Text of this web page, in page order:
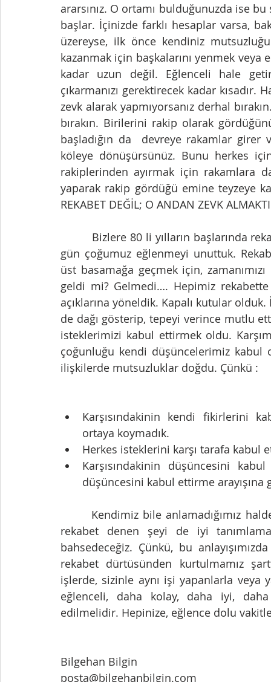
ararsınız. O ortamı bulduğunuzda ise bu
başlar. İçinizde farklı hesaplar varsa,
üzereyse, ilk önce kendiniz
kazanmak için başkalarını yenmek
kadar uzun değil. Eğlenceli hale
çıkarmanızı gerektirecek kadar kısadır.
zevk alarak yapmıyorsanız derhal
bırakın. Birilerini rakip olarak
başladığın da  devreye rakamlar girer
köleye dönüşürsünüz. Bunu herkes
rakiplerinden ayırmak için rakamlara
yaparak rakip gördüğü emine teyzeye
REKABET DEĞİL; O ANDAN ZEVK
gün çoğumuz eğlenmeyi unuttuk.
üst basamağa geçmek için,
geldi mi? Gelmedi…. Hepimiz
açıklarına yöneldik. Kapalı kutular
de dağı gösterip, tepeyi verince mutlu
isteklerimizi kabul ettirmek oldu.
çoğunluğu kendi düşüncelerimiz kabul
ilişkilerde mutsuzluklar doğdu. Çünkü :
Karşısındakinin kendi fikirlerini
ortaya koymadık.
Herkes isteklerini karşı tarafa
Karşısındakinin düşüncesini
düşüncesini kabul ettirme arayışına
rekabet denen şeyi de iyi
bahsedeceğiz. Çünkü, bu
rekabet dürtüsünden kurtulmamız
işlerde, sizinle aynı işi yapanlarla veya
eğlenceli, daha kolay, daha iyi,
edilmelidir. Hepinize, eğlence dolu
Bilgehan Bilgin
posta@bilgehanbilgin.com